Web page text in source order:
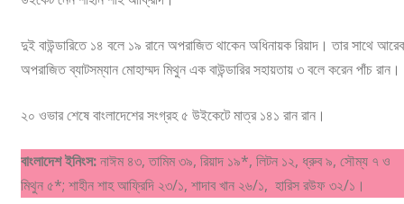
দুই বাউন্ডারিতে ১৪ বলে ১৯ রানে অপরাজিত থাকেন অধিনায়ক রিয়াদ। তার সাথে
অপরাজিত ব্যাটসম্যান মোহাম্মদ মিথুন এক বাউন্ডারির সহায়তায় ৩ বলে করেন পাঁচ রান।
২০ ওভার শেষে বাংলাদেশের সংগ্রহ ৫ উইকেটে মাত্র ১৪১ রান রান।
বাংলাদেশ ইনিংস:নাঈম ৪৩, তামিম ৩৯, রিয়াদ ১৯*, লিটন ১২, ধ্রুব ৯, সৌম্য ৭ ও
মিথুন ৫*; শাহীন শাহ আফ্রিদি ২৩/১, শাদাব খান ২৬/১, হারিস রউফ ৩২/১।